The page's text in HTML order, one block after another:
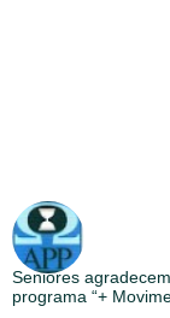
Seniores
programa “+